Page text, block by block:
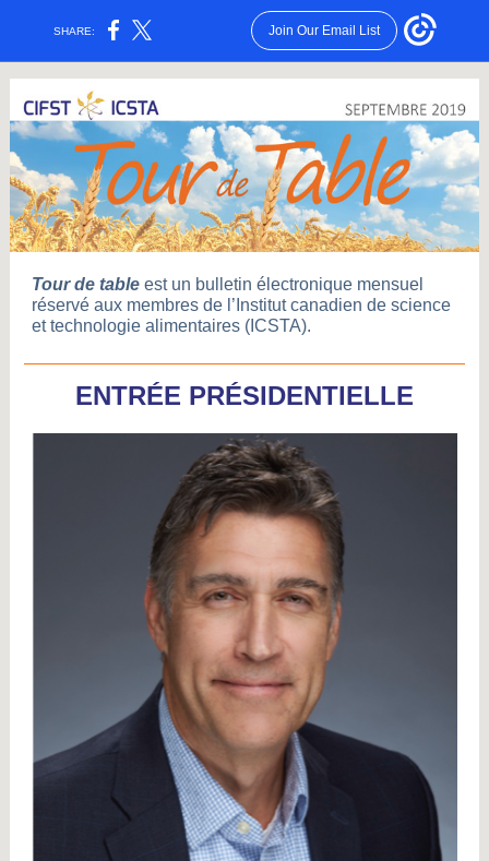
SHARE: Join Our Email List
Tour de table est un bulletin électronique mensuel
réservé aux membres de l’Institut canadien de science
et technologie alimentaires (ICSTA).
ENTRÉE PRÉSIDENTIELLE